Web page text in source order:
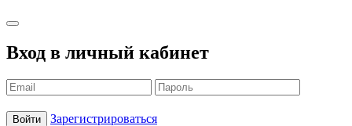
Вход в личный кабинет
Войти
Зарегистрироваться